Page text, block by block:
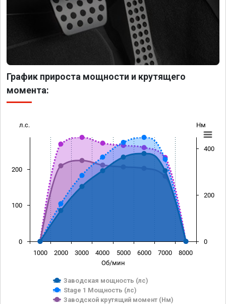
График прироста мощности и крутящего
момента:
Об/мин
л.с. Нм
Заводская мощность (лс)
Stage 1 Мощность (лс)
Заводской крутящий момент (Нм)
1000 2000 3000 4000 5000 6000 7000 8000
0
100
200
0
200
400